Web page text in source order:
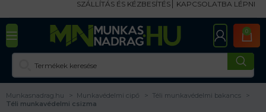
SZÁLLÍTÁS ÉS KÉZBESÍTÉS KAPCSOLATBA LÉPNI
0
Munkasnadrag.hu Munkavédelmi cipő
Téli munkavédelmi bakancs
Téli munkavédelmi csizma